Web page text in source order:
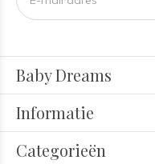
Baby Dreams
Informatie
Categorieën